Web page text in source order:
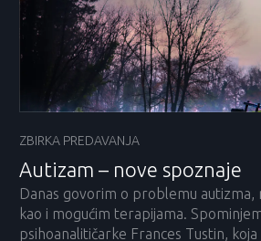
ZBIRKA PREDAVANJA
Autizam – nove spoznaje
Danas govorim o problemu autizma,
kao i mogućim terapijama.
psihoanalitičarke Frances Tustin, koja